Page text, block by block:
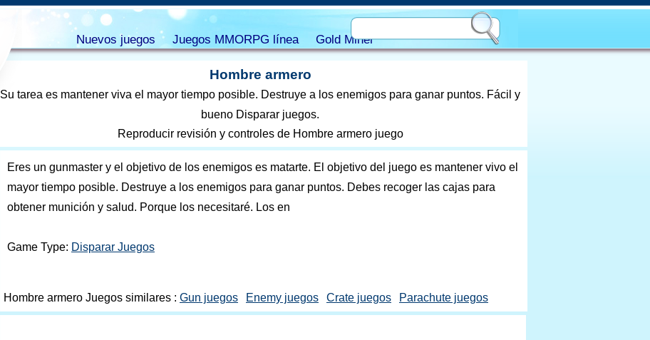
Hombre armero
Su tarea es mantener viva el mayor tiempo posible. Destruye a los enemigos para ganar puntos. Fácil y
bueno Disparar juegos.
Reproducir revisión y controles de Hombre armero juego
Eres un gunmaster y el objetivo de los enemigos es matarte. El objetivo del juego es mantener vivo el
mayor tiempo posible. Destruye a los enemigos para ganar puntos. Debes recoger las cajas para
obtener munición y salud. Porque los necesitaré. Los en
Game Type: Disparar Juegos
Hombre armero Juegos similares : Gun juegos Enemy juegos Crate juegos Parachute juegos
Nuevos juegos Juegos MMORPG línea Gold Miner